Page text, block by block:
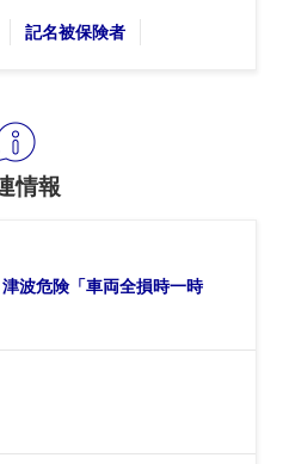
記名被保険者
情報
波危険「車両全損時一時